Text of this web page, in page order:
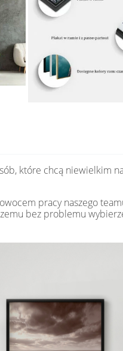
które chcą niewielkim
pracy naszego
bez problemu